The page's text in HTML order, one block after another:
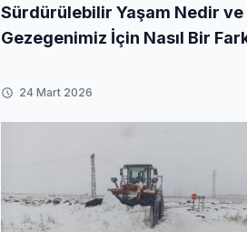
Sürdürülebilir Yaşam Nedir ve
Gezegenimiz İçin Nasıl Bir
24 Mart 2026